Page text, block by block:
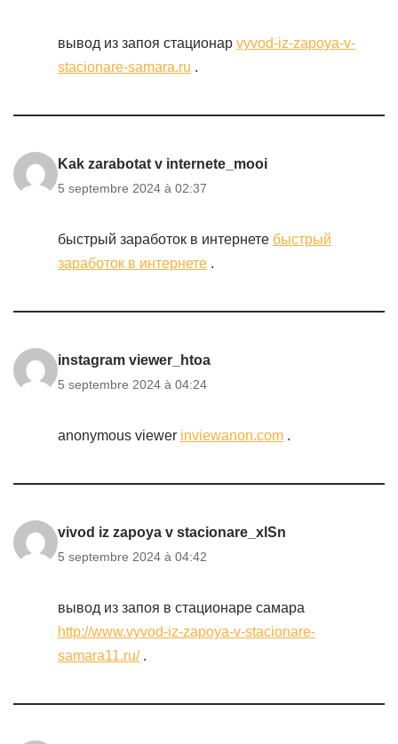
вывод из запоя стационар vyvod-iz-zapoya-v-
stacionare-samara.ru .
Kak zarabotat v internete_mooi
5 septembre 2024 à 02:37
быстрый заработок в интернете быстрый
заработок в интернете .
instagram viewer_htoa
5 septembre 2024 à 04:24
anonymous viewer inviewanon.com .
vivod iz zapoya v stacionare_xlSn
5 septembre 2024 à 04:42
вывод из запоя в стационаре самара
http://www.vyvod-iz-zapoya-v-stacionare-
samara11.ru/.